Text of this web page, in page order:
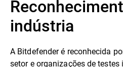
indústria
A Bitdefender é reconhecida
setor e organizações de testes